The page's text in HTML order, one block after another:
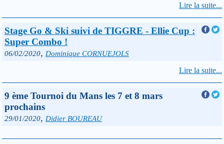
Lire la suite...
Stage Go & Ski suivi de TIGGRE - Ellie Cup :
Super Combo !
06/02/2020, Dominique CORNUEJOLS
Lire la suite...
9 ème Tournoi du Mans les 7 et 8 mars
prochains
29/01/2020, Didier BOUREAU